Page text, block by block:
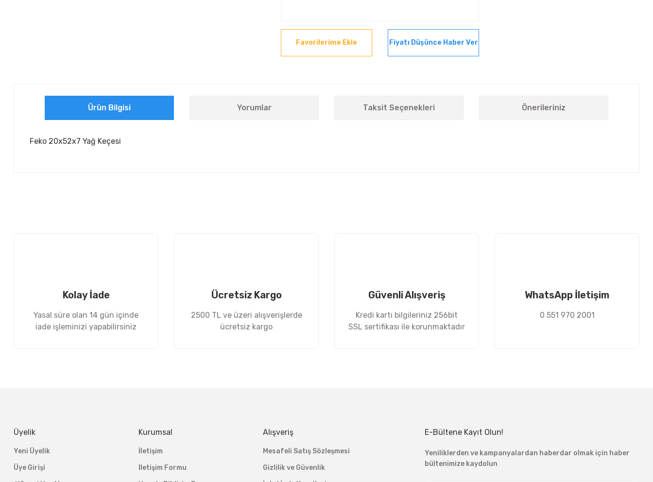
Fiyatı Düşünce Haber Ver
Ürün Bilgisi Yorumlar Taksit Seçenekleri Önerileriniz
Feko 20x52x7 Yağ Keçesi
Kolay İade
Yasal süre olan 14 gün içinde
iade işleminizi yapabilirsiniz
Ücretsiz Kargo
2500 TL ve üzeri alışverişlerde
ücretsiz kargo
Güvenli Alışveriş
Kredi kartı bilgileriniz 256bit
SSL sertifikası ile korunmaktadır
WhatsApp İletişim
0 551 970 2001
Üyelik
Yeni Üyelik
Üye Girişi
Kurumsal
İletişim
İletişim Formu
Alışveriş
Mesafeli Satış Sözleşmesi
Gizlilik ve Güvenlik
E-Bültene Kayıt Olun!
Yeniliklerden ve kampanyalardan haberdar olmak için haber
bültenimize kaydolun